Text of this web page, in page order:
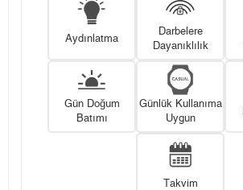
Aydınlatma
Darbelere
Dayanıklılık
Gün Doğum
Batımı
Günlük Kullanıma
Uygun
Takvim